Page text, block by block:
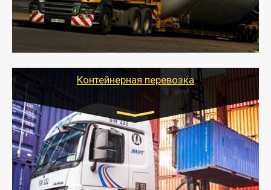
- Тайгер Логистик в короткие сроки поможет вам
качественно и безопасно перевезти негабаритные
грузы по всей России тралом, манипулятором и
другим транспортом и подобрать оптимальный
Контейнерная перевозка
Цена за км. Рассчитывается
индивидуально
- Контейнерные грузоперевозки на специальном